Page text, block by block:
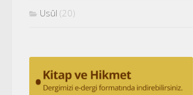
Usûl (20)